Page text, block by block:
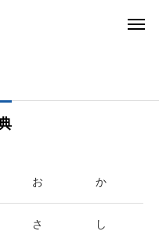
お か
さ し